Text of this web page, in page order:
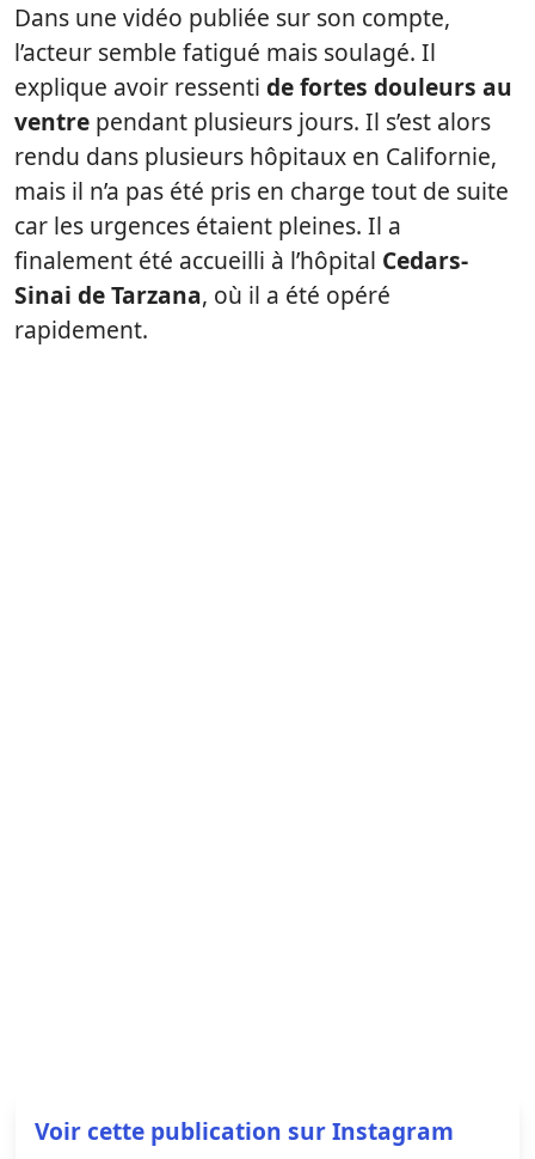
Dans une vidéo publiée sur son compte,
l’acteur semble fatigué mais soulagé. Il
explique avoir ressenti de fortes douleurs au
ventre pendant plusieurs jours. Il s’est alors
rendu dans plusieurs hôpitaux en Californie,
mais il n’a pas été pris en charge tout de suite
car les urgences étaient pleines. Il a
finalement été accueilli à l’hôpital Cedars-
Sinai de Tarzana, où il a été opéré
rapidement.
Voir cette publication sur Instagram